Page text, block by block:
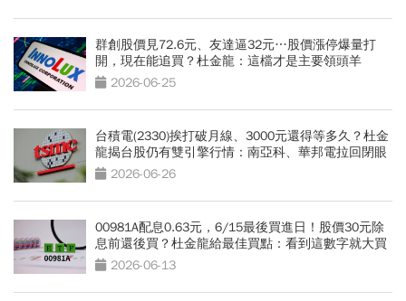
群創股價見72.6元、友達逼32元…股價漲停爆量打
開，現在能追買？杜金龍：這檔才是主要領頭羊
2026-06-25
台積電(2330)挨打破月線、3000元還得等多久？杜金
龍揭台股仍有雙引擎行情：南亞科、華邦電拉回閉眼
買 2026-06-26
00981A配息0.63元，6/15最後買進日！股價30元除
息前還後買？杜金龍給最佳買點：看到這數字就大買
2026-06-13